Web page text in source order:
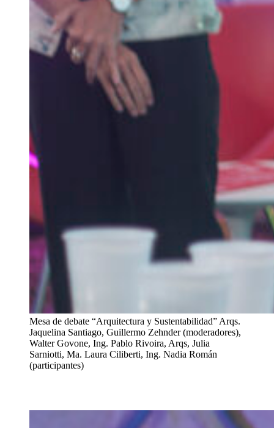
Mesa de debate “Arquitectura y Sustentabilidad” Arqs.
Jaquelina Santiago, Guillermo Zehnder (moderadores),
Walter Govone, Ing. Pablo Rivoira, Arqs, Julia
Sarniotti, Ma. Laura Ciliberti, Ing. Nadia Román
(participantes)